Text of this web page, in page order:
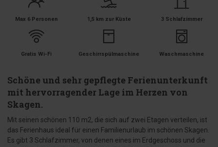
Max 6 Personen 1,5 km zur Küste 3 Schlafzimmer
Gratis Wi-Fi Geschirrspülmaschine Waschmaschine
Schöne und sehr gepflegte Ferienunterkunft
mit hervorragender Lage im Herzen von
Skagen.
Mit seinen schönen 110 m2, die sich auf zwei Etagen verteilen, ist
das Ferienhaus ideal für einen Familienurlaub im schönen Skagen.
Es gibt 3 Schlafzimmer, von denen eines im Erdgeschoss und die